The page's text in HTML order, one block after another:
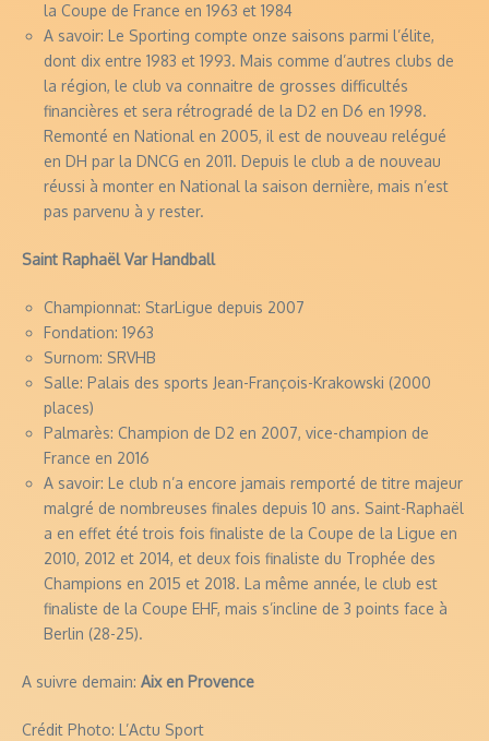
la Coupe de France en 1963 et 1984
A savoir: Le Sporting compte onze saisons parmi l’élite,
dont dix entre 1983 et 1993. Mais comme d’autres clubs de
la région, le club va connaitre de grosses difficultés
financières et sera rétrogradé de la D2 en D6 en 1998.
Remonté en National en 2005, il est de nouveau relégué
en DH par la DNCG en 2011. Depuis le club a de nouveau
réussi à monter en National la saison dernière, mais n’est
pas parvenu à y rester.
Saint Raphaël Var Handball
Championnat: StarLigue depuis 2007
Fondation: 1963
Surnom: SRVHB
Salle: Palais des sports Jean-François-Krakowski (2000
places)
Palmarès: Champion de D2 en 2007, vice-champion de
France en 2016
A savoir: Le club n’a encore jamais remporté de titre majeur
malgré de nombreuses finales depuis 10 ans. Saint-Raphaël
a en effet été trois fois finaliste de la Coupe de la Ligue en
2010, 2012 et 2014, et deux fois finaliste du Trophée des
Champions en 2015 et 2018. La même année, le club est
finaliste de la Coupe EHF, mais s’incline de 3 points face à
Berlin (28-25).
A suivre demain: Aix en Provence
Crédit Photo: L’Actu Sport